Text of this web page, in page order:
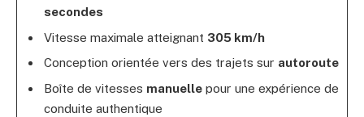
secondes
Vitesse maximale atteignant 305 km/h
Conception orientée vers des trajets sur autoroute
Boîte de vitesses manuellepour une expérience de
conduite authentique